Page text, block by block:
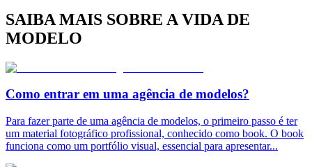
SAIBA MAIS SOBRE A VIDA DE
MODELO
Como entrar em uma agência de modelos?
Para fazer parte de uma agência de modelos, o primeiro passo é ter
um material fotográfico profissional, conhecido como book. O book
funciona como um portfólio visual, essencial para apresentar...